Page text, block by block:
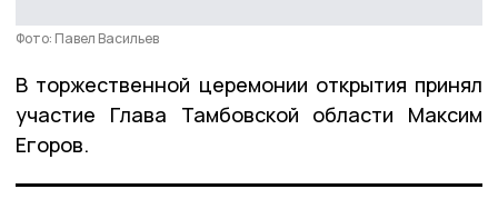
Фото: Павел Васильев
В торжественной церемонии открытия принял
участие Глава Тамбовской области Максим
Егоров.